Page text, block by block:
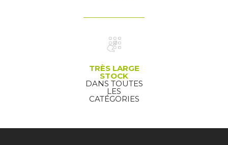
TRÈS LARGE
STOCK
DANS TOUTES
LES
CATÉGORIES